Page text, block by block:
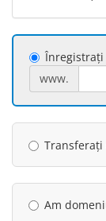
www.
Am